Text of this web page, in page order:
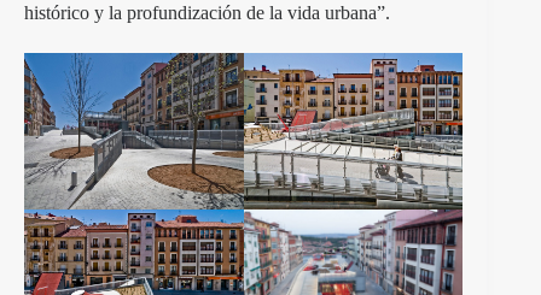
histórico y la profundización de la vida urbana”.